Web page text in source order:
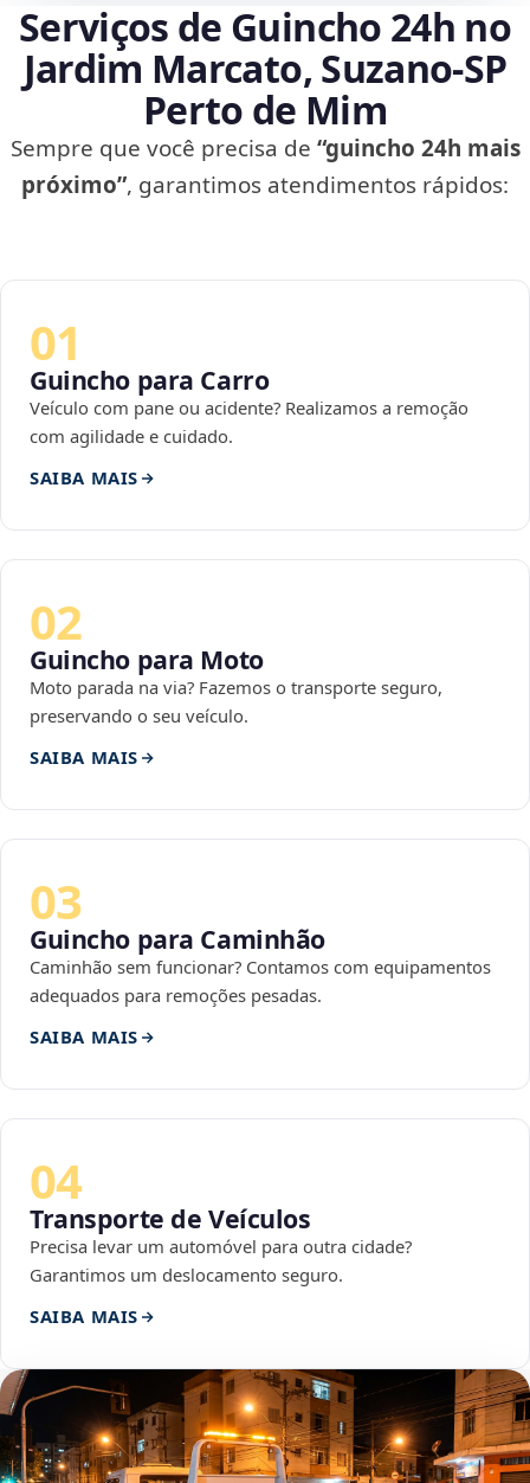
Serviços de Guincho 24h no
Jardim Marcato, Suzano‑SP
Perto de Mim
Sempre que você precisa de “guincho 24h mais
próximo”, garantimos atendimentos rápidos:
01
Guincho para Carro
Veículo com pane ou acidente? Realizamos a remoção
com agilidade e cuidado.
SAIBA MAIS
02
Guincho para Moto
Moto parada na via? Fazemos o transporte seguro,
preservando o seu veículo.
SAIBA MAIS
03
Guincho para Caminhão
Caminhão sem funcionar? Contamos com equipamentos
adequados para remoções pesadas.
SAIBA MAIS
04
Transporte de Veículos
Precisa levar um automóvel para outra cidade?
Garantimos um deslocamento seguro.
SAIBA MAIS